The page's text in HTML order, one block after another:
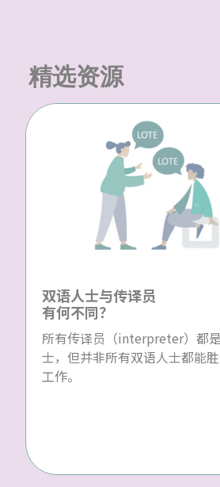
精选资源
双语人士与传译员
有何不同？
所有传译员（interpreter）都
士，但并非所有双语人士都能
工作。